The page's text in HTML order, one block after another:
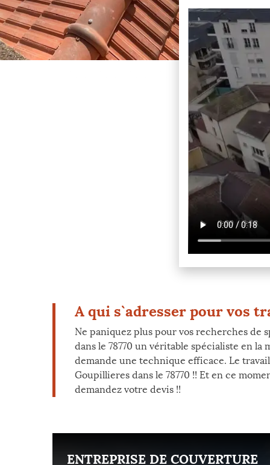
A qui s`adresser pour vos
Ne paniquez plus pour vos recherches de
dans le 78770 un véritable spécialiste en
demande une technique efficace. Le
Goupillieres dans le 78770 !! Et en ce
demandez votre devis !!
ENTREPRISE DE COUVERTURE